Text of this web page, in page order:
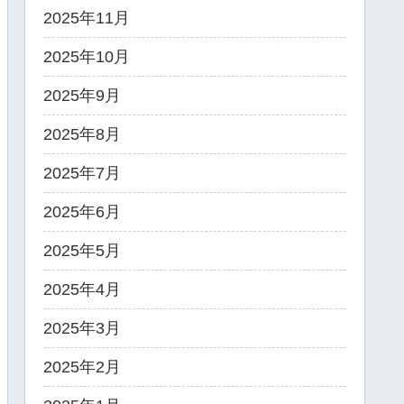
2025年11月
2025年10月
2025年9月
2025年8月
2025年7月
2025年6月
2025年5月
2025年4月
2025年3月
2025年2月